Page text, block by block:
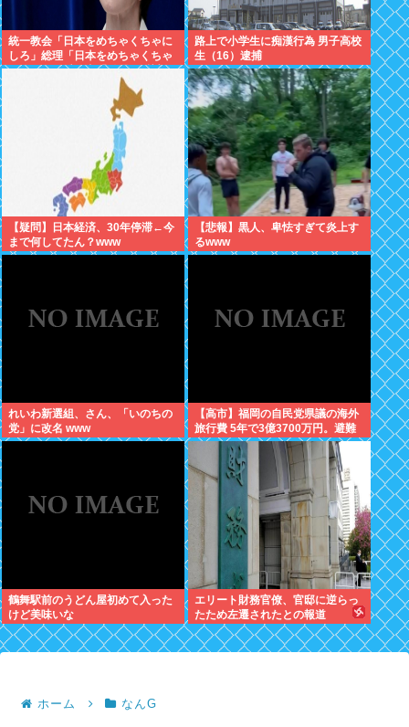
統一教会「日本をめちゃくちゃに
しろ」総理「日本をめちゃくちゃ
にします」愛国者「総理に反対す
るやつは反日！」 これなに？
路上で小学生に痴漢行為 男子高校
生（16）逮捕
【疑問】日本経済、30年停滞←今
まで何してたん？www
【悲報】黒人、卑怯すぎて炎上す
るwww
れいわ新選組、さん、「いのちの
党」に改名 www
【高市】福岡の自民党県議の海外
旅行費 5年で3億3700万円。避難
所で使えるテント 1個2万円。
鶴舞駅前のうどん屋初めて入った
けど美味いな
エリート財務官僚、官邸に逆らっ
たため左遷されたとの報道
ホーム なんG